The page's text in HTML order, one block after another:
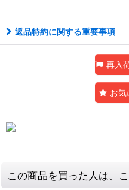
返品特約に関する重要事項
再入
お気
この商品を買った人は、